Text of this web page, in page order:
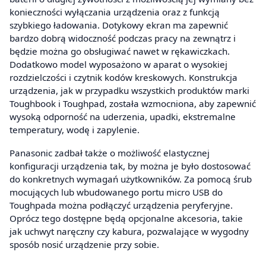
konieczności wyłączania urządzenia oraz z funkcją
szybkiego ładowania. Dotykowy ekran ma zapewnić
bardzo dobrą widoczność podczas pracy na zewnątrz i
będzie można go obsługiwać nawet w rękawiczkach.
Dodatkowo model wyposażono w aparat o wysokiej
rozdzielczości i czytnik kodów kreskowych. Konstrukcja
urządzenia, jak w przypadku wszystkich produktów marki
Toughbook i Toughpad, została wzmocniona, aby zapewnić
wysoką odporność na uderzenia, upadki, ekstremalne
temperatury, wodę i zapylenie.
Panasonic zadbał także o możliwość elastycznej
konfiguracji urządzenia tak, by można je było dostosować
do konkretnych wymagań użytkowników. Za pomocą śrub
mocujących lub wbudowanego portu micro USB do
Toughpada można podłączyć urządzenia peryferyjne.
Oprócz tego dostępne będą opcjonalne akcesoria, takie
jak uchwyt naręczny czy kabura, pozwalające w wygodny
sposób nosić urządzenie przy sobie.